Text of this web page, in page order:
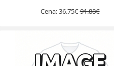
Cena:36.75€91.88€